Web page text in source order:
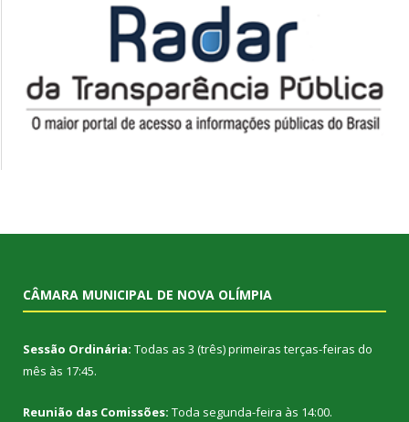
CÂMARA MUNICIPAL DE NOVA OLÍMPIA
Sessão Ordinária: Todas as 3 (três) primeiras terças-feiras do
mês às 17:45.
Reunião das Comissões: Toda segunda-feira às 14:00.